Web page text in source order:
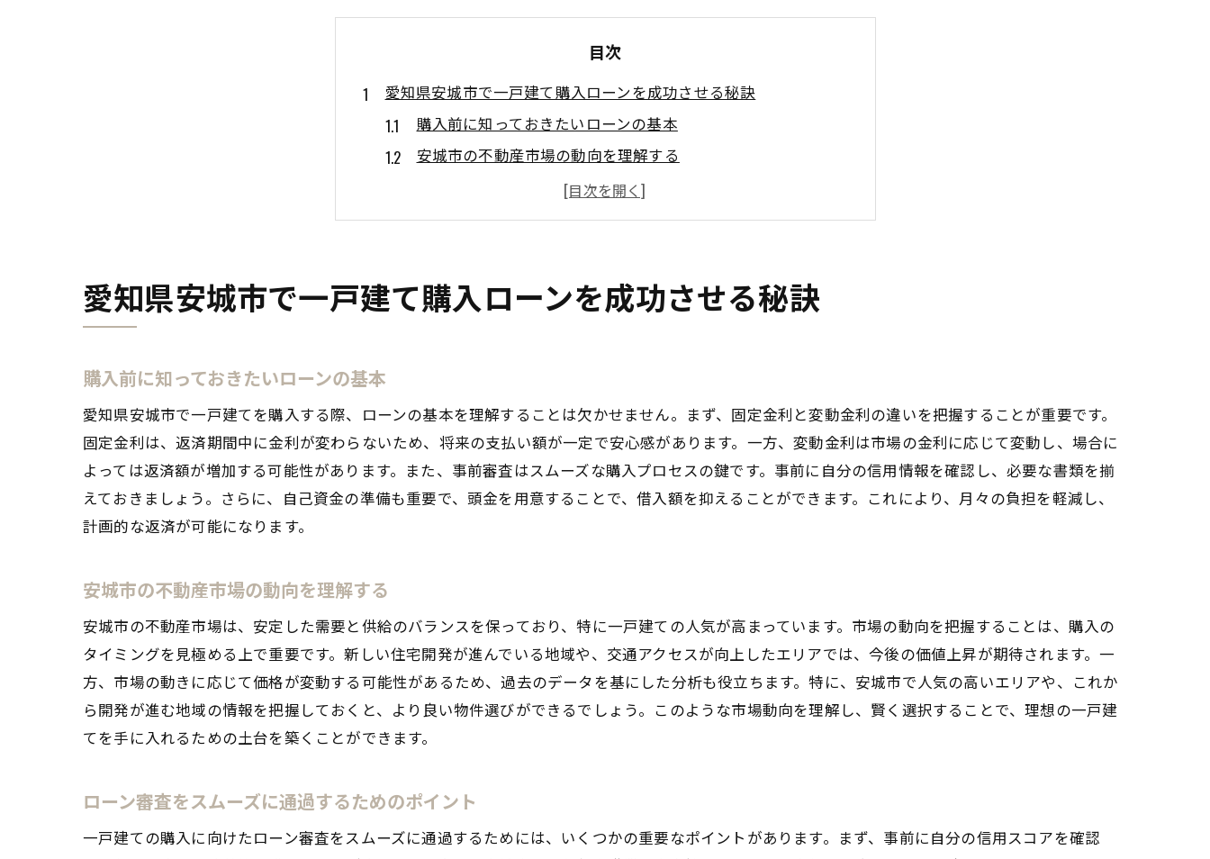
目次
愛知県安城市で一戸建て購入ローンを成功させる秘訣
購入前に知っておきたいローンの基本
安城市の不動産市場の動向を理解する
ローン審査をスムーズに通過するためのポイント
地元の住宅ローン専門家からアドバイスを得る
安城市特有の住宅ローンに関する注意点
一戸建てローンを組む前に知っておくべき安城市の住宅市場
今後の住宅市場の予測とその影響
安城市で人気のエリアとその理由
住宅市場に関する最新の統計データ
市場動向を踏まえた購入計画の立て方
自己資金と借入額のバランス
資金計画をサポートする金融商品
予算オーバーを防ぐための対策
資金計画の見直しポイント
銀行と信用金庫の違いを理解する
金融機関との信頼関係の構築法
愛知県安城市で一戸建て購入ローンを成功させる秘訣
購入前に知っておきたいローンの基本
愛知県安城市で一戸建てを購入する際、ローンの基本を理解することは欠かせません。まず、固定金利と変動金利の違いを把握することが重要です。
固定金利は、返済期間中に金利が変わらないため、将来の支払い額が一定で安心感があります。一方、変動金利は市場の金利に応じて変動し、場合に
よっては返済額が増加する可能性があります。また、事前審査はスムーズな購入プロセスの鍵です。事前に自分の信用情報を確認し、必要な書類を揃
えておきましょう。さらに、自己資金の準備も重要で、頭金を用意することで、借入額を抑えることができます。これにより、月々の負担を軽減し、
計画的な返済が可能になります。
安城市の不動産市場の動向を理解する
安城市の不動産市場は、安定した需要と供給のバランスを保っており、特に一戸建ての人気が高まっています。市場の動向を把握することは、購入の
タイミングを見極める上で重要です。新しい住宅開発が進んでいる地域や、交通アクセスが向上したエリアでは、今後の価値上昇が期待されます。一
方、市場の動きに応じて価格が変動する可能性があるため、過去のデータを基にした分析も役立ちます。特に、安城市で人気の高いエリアや、これか
ら開発が進む地域の情報を把握しておくと、より良い物件選びができるでしょう。このような市場動向を理解し、賢く選択することで、理想の一戸建
てを手に入れるための土台を築くことができます。
ローン審査をスムーズに通過するためのポイント
一戸建ての購入に向けたローン審査をスムーズに通過するためには、いくつかの重要なポイントがあります。まず、事前に自分の信用スコアを確認